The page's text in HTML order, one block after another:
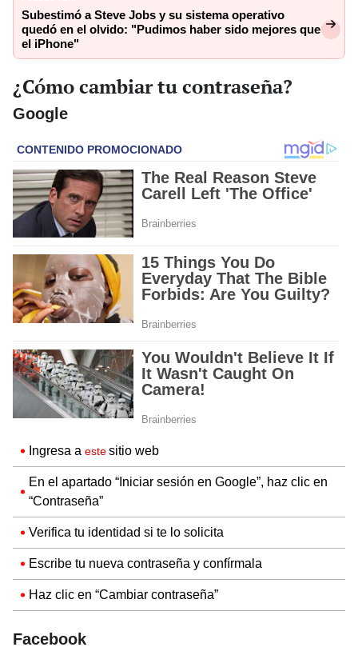
Subestimó a Steve Jobs y su sistema operativo
quedó en el olvido: "Pudimos haber sido mejores que
el iPhone"
¿Cómo cambiar tu contraseña?
Google
Ingresa a estesitio web
En el apartado “Iniciar sesión en Google”, haz clic en
“Contraseña”
Verifica tu identidad si te lo solicita
Escribe tu nueva contraseña y confírmala
Haz clic en “Cambiar contraseña”
Facebook